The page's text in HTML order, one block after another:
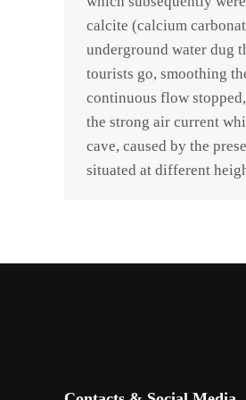
calcite (calcium
underground water dug
tourists go, smoothing
continuous flow
the strong air current
cave, caused by the
situated at different